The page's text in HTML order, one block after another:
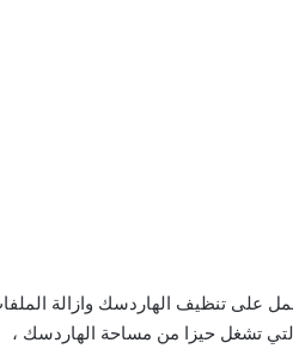
على تنظيف الهاردسك وازالة
تشغل حيزا من مساحة الهاردسك ،